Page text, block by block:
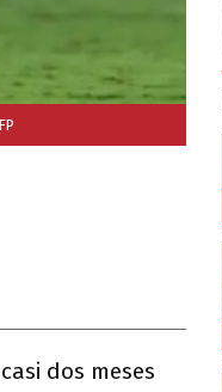
dos meses